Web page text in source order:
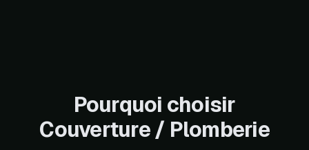
Pourquoi choisir
Couverture / Plomberie